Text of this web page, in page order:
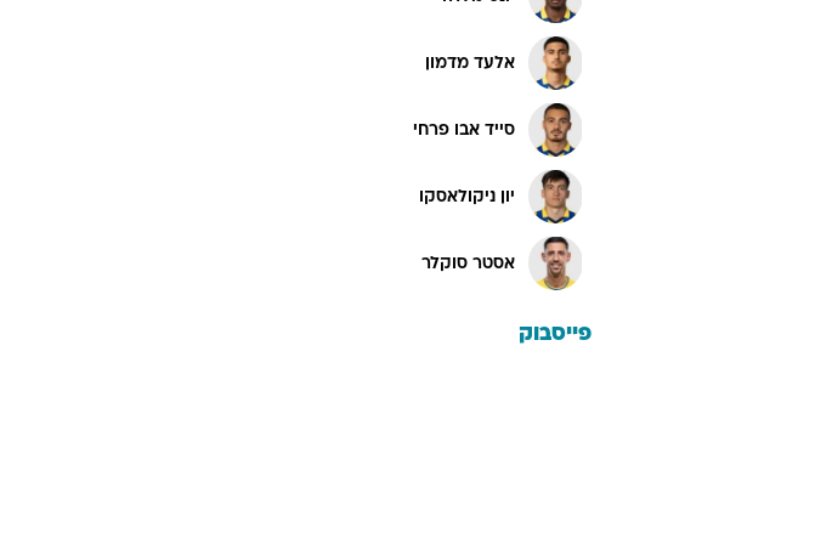
אלעד מדמון
סייד אבו פרחי
יון ניקולאסקו
אסטר סוקלר
פייסבוק